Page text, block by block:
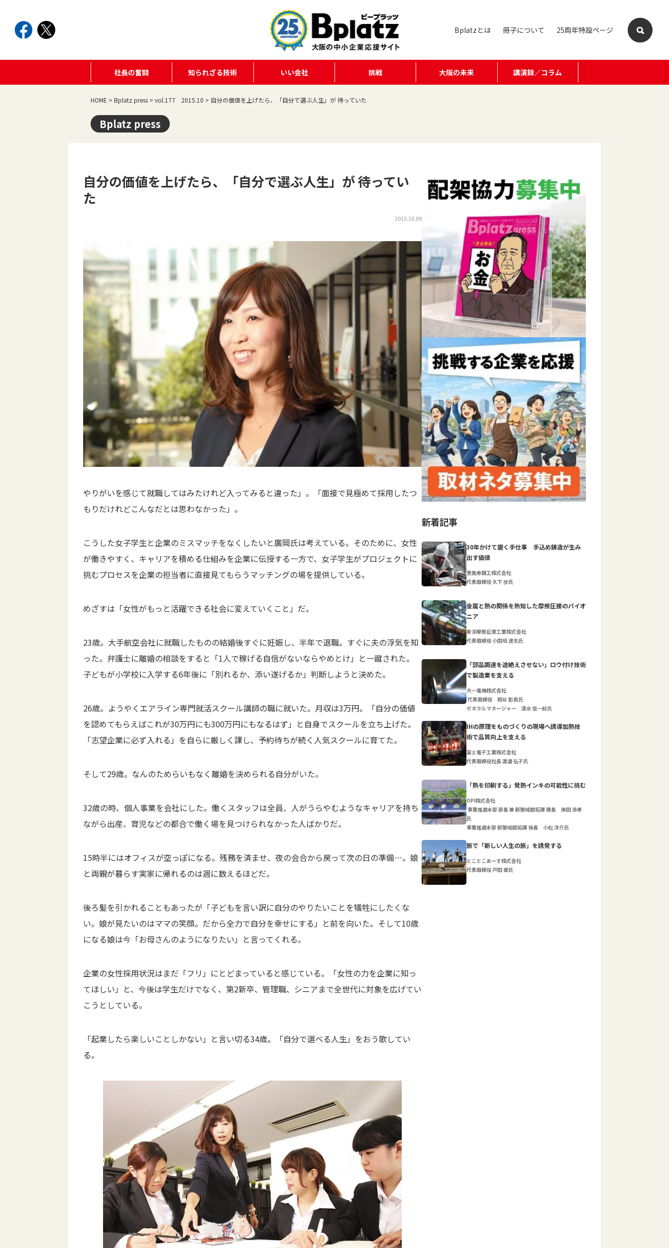
Bplatzとは 冊子について 25周年特設ページ
社長の奮闘 知られざる技術 いい会社 挑戦 大阪の未来 講演録／コラム
HOME > Bplatz press > vol.177 2015.10 > 自分の価値を上げたら、「自分で選ぶ人生」が 待っていた
Bplatz press
自分の価値を上げたら、「自分で選ぶ人生」が 待ってい
た
2015.10.09
やりがいを感じて就職してはみたけれど入ってみると違った」。「面接で見極めて採用したつ
もりだけれどこんなだとは思わなかった」。
こうした女子学生と企業のミスマッチをなくしたいと廣岡氏は考えている。そのために、女性
が働きやすく、キャリアを積める仕組みを企業に伝授する一方で、女子学生がプロジェクトに
挑むプロセスを企業の担当者に直接見てもらうマッチングの場を提供している。
めざすは「女性がもっと活躍できる社会に変えていくこと」だ。
23歳。大手航空会社に就職したものの結婚後すぐに妊娠し、半年で退職。すぐに夫の浮気を知
った。弁護士に離婚の相談をすると「1人で稼げる自信がないならやめとけ」と一蹴された。
子どもが小学校に入学する6年後に「別れるか、添い遂げるか」判断しようと決めた。
26歳。ようやくエアライン専門就活スクール講師の職に就いた。月収は3万円。「自分の価値
を認めてもらえばこれが30万円にも300万円にもなるはず」と自身でスクールを立ち上げた。
「志望企業に必ず入れる」を自らに厳しく課し、予約待ちが続く人気スクールに育てた。
そして29歳。なんのためらいもなく離婚を決められる自分がいた。
32歳の時、個人事業を会社にした。働くスタッフは全員、人がうらやむようなキャリアを持ち
ながら出産、育児などの都合で働く場を見つけられなかった人ばかりだ。
15時半にはオフィスが空っぽになる。残務を済ませ、夜の会合から戻って次の日の準備…。娘
と両親が暮らす実家に帰れるのは週に数えるほどだ。
後ろ髪を引かれることもあったが「子どもを言い訳に自分のやりたいことを犠牲にしたくな
い。娘が見たいのはママの笑顔。だから全力で自分を幸せにする」と前を向いた。そして10歳
になる娘は今「お母さんのようになりたい」と言ってくれる。
企業の女性採用状況はまだ「フリ」にとどまっていると感じている。「女性の力を企業に知っ
てほしい」と、今後は学生だけでなく、第2新卒、管理職、シニアまで全世代に対象を広げてい
こうとしている。
「起業したら楽しいことしかない」と言い切る34歳。「自分で選べる人生」をおう歌してい
る。
新着記事
30年かけて磨く手仕事 手込め鋳造が生み
出す価値
恵美寿鋳工株式会社
代表取締役 久下 歩氏
金属と熱の関係を熟知した摩擦圧接のパイオ
ニア
東洋摩擦圧接工業株式会社
代表取締役 小田垣 達夫氏
「部品調達を途絶えさせない」ロウ付け技術
で製造業を支える
大一電機株式会社
代表取締役 紺谷 彰良氏
ゼネラルマネージャー 清水 信一郎氏
IHの原理をものづくりの現場へ誘導加熱技
術で品質向上を支える
富士電子工業株式会社
代表取締役社長 渡邊 弘子氏
「熱を印刷する」発熱インキの可能性に挑む
OPI株式会社
事業推進本部 部長 兼 新領域開拓課 課長 岸田 浩孝
氏
事業推進本部 新領域開拓課 係長 小松 洋介氏
旅で「新しい人生の旅」を誘発する
とことこあーす株式会社
代表取締役 戸田 愛氏